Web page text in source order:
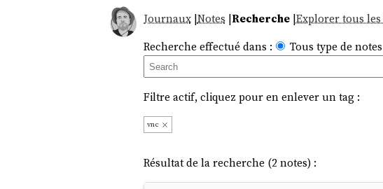
Journaux|Notes |Recherche|Explorer tous les
Recherche effectué dans :
Tous type de
Filtre actif, cliquez pour en enlever un tag :
vnc
Résultat de la recherche (2 notes) :